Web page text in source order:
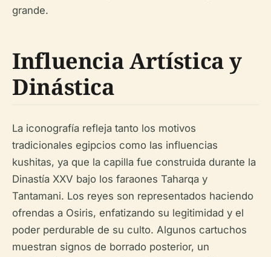
grande.
Influencia Artística y
Dinástica
La iconografía refleja tanto los motivos
tradicionales egipcios como las influencias
kushitas, ya que la capilla fue construida durante la
Dinastía XXV bajo los faraones Taharqa y
Tantamani. Los reyes son representados haciendo
ofrendas a Osiris, enfatizando su legitimidad y el
poder perdurable de su culto. Algunos cartuchos
muestran signos de borrado posterior, un